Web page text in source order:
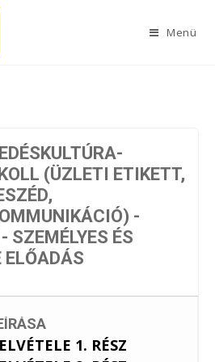
Menü
(ÜZLETI ETIKETT,
-
SZEMÉLYES ÉS
ELŐADÁS
1. RÉSZ